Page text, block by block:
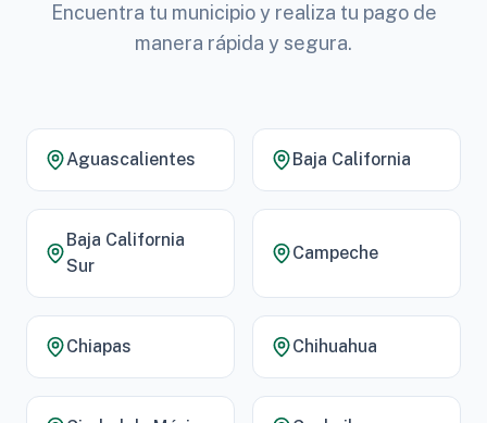
Encuentra tu municipio y realiza tu pago de
manera rápida y segura.
Aguascalientes Baja California
Baja California
Sur
Campeche
Chiapas Chihuahua